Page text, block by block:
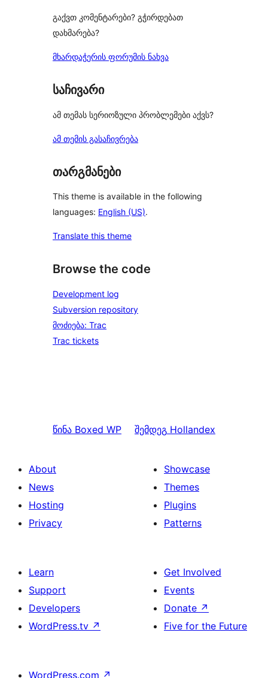
გაქვთ კომენტარები? გჭირდებათ
დახმარება?
მხარდაჭერის ფორუმის ნახვა
საჩივარი
ამ თემას სერიოზული პრობლემები აქვს?
ამ თემის გასაჩივრება
თარგმანები
This theme is available in the following
languages: English (US).
Translate this theme
Browse the code
Development log
Subversion repository
მოძიება: Trac
Trac tickets
წინა Boxed WP შემდეგ Hollandex
About
News
Hosting
Privacy
Showcase
Themes
Plugins
Patterns
Learn
Support
Developers
WordPress.tv ↗
Get Involved
Events
Donate ↗
Five for the Future
WordPress.com ↗